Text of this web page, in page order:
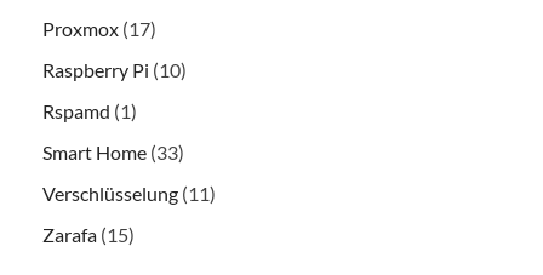
Proxmox (17)
Raspberry Pi (10)
Rspamd (1)
Smart Home (33)
Verschlüsselung (11)
Zarafa (15)